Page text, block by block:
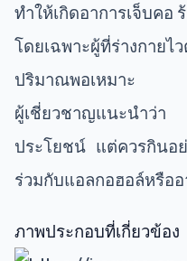
ทำให้เกิดอาการเจ็บคอ
โดยเฉพาะผู้ที่ร่างกา
ปริมาณพอเหมาะ
ผู้เชี่ยวชาญแนะนำว่
ประโยชน์ แต่ควรกินอ
ร่วมกับแอลกอฮอล์หรือ
ภาพประกอบที่เกี่ยวข้อง